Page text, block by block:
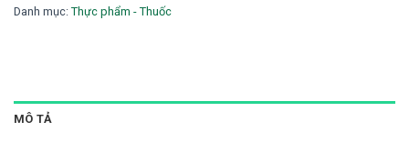
Danh mục: Thực phẩm - Thuốc
MÔ TẢ